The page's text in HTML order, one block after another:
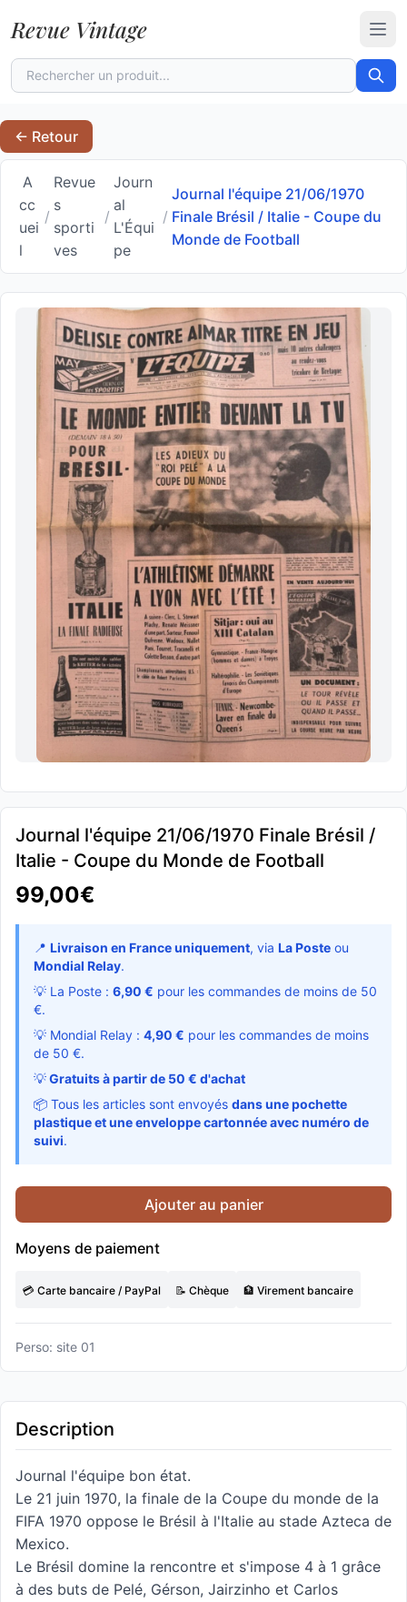
Revue Vintage
← Retour
A
cc
uei
l
/
Revue
s
sporti
ves
/
Journ
al
L'Équi
pe
/
Journal l'équipe 21/06/1970
Finale Brésil / Italie - Coupe du
Monde de Football
Journal l'équipe 21/06/1970 Finale Brésil /
Italie - Coupe du Monde de Football
99,00€
📍 Livraison en France uniquement, via La Poste ou
Mondial Relay.
💡 La Poste : 6,90 € pour les commandes de moins de 50
€.
💡 Mondial Relay : 4,90 € pour les commandes de moins
de 50 €.
💡Gratuits à partir de 50 € d'achat
📦 Tous les articles sont envoyés dans une pochette
plastique et une enveloppe cartonnée avec numéro de
suivi.
Ajouter au panier
Moyens de paiement
💳 Carte bancaire / PayPal 📝 Chèque 🏦 Virement bancaire
Perso: site 01
Description
Journal l'équipe bon état.
Le 21 juin 1970, la finale de la Coupe du monde de la
FIFA 1970 oppose le Brésil à l'Italie au stade Azteca de
Mexico.
Le Brésil domine la rencontre et s'impose 4 à 1 grâce
à des buts de Pelé, Gérson, Jairzinho et Carlos